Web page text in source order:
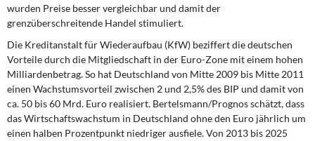
wurden Preise besser vergleichbar und damit der
grenzüberschreitende Handel stimuliert.
Die Kreditanstalt für Wiederaufbau (KfW) beziffert die deutschen
Vorteile durch die Mitgliedschaft in der Euro-Zone mit einem hohen
Milliardenbetrag. So hat Deutschland von Mitte 2009 bis Mitte 2011
einen Wachstumsvorteil zwischen 2 und 2,5% des BIP und damit von
ca. 50 bis 60 Mrd. Euro realisiert. Bertelsmann/Prognos schätzt, dass
das Wirtschaftswachstum in Deutschland ohne den Euro jährlich um
einen halben Prozentpunkt niedriger ausfiele. Von 2013 bis 2025